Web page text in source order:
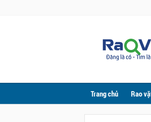
Trang chủ Rao